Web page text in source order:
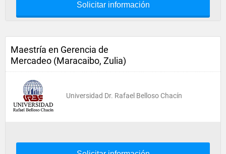
Solicitar información
Maestría en Gerencia de
Mercadeo (Maracaibo, Zulia)
Universidad Dr. Rafael Belloso Chacín